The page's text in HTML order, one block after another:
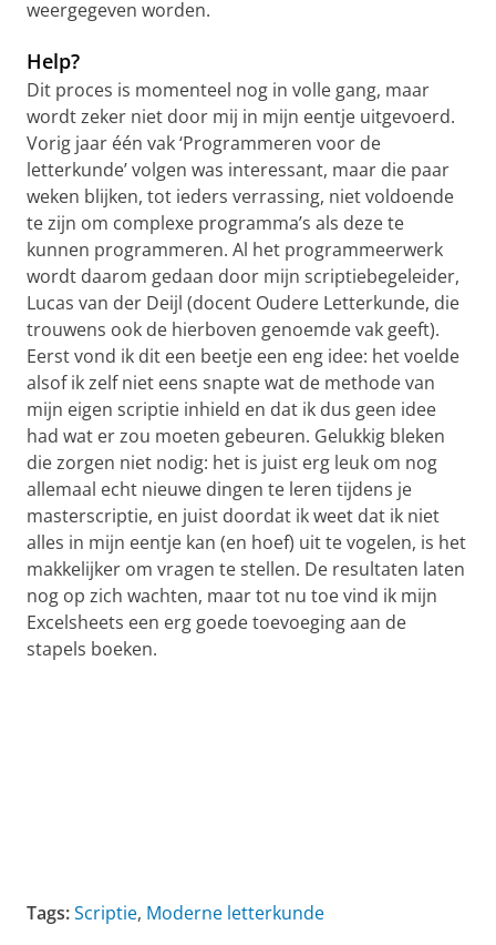
weergegeven worden.
Help?
Dit proces is momenteel nog in volle gang, maar
wordt zeker niet door mij in mijn eentje uitgevoerd.
Vorig jaar één vak ‘Programmeren voor de
letterkunde’ volgen was interessant, maar die paar
weken blijken, tot ieders verrassing, niet voldoende
te zijn om complexe programma’s als deze te
kunnen programmeren. Al het programmeerwerk
wordt daarom gedaan door mijn scriptiebegeleider,
Lucas van der Deijl (docent Oudere Letterkunde, die
trouwens ook de hierboven genoemde vak geeft).
Eerst vond ik dit een beetje een eng idee: het voelde
alsof ik zelf niet eens snapte wat de methode van
mijn eigen scriptie inhield en dat ik dus geen idee
had wat er zou moeten gebeuren. Gelukkig bleken
die zorgen niet nodig: het is juist erg leuk om nog
allemaal echt nieuwe dingen te leren tijdens je
masterscriptie, en juist doordat ik weet dat ik niet
alles in mijn eentje kan (en hoef) uit te vogelen, is het
makkelijker om vragen te stellen. De resultaten laten
nog op zich wachten, maar tot nu toe vind ik mijn
Excelsheets een erg goede toevoeging aan de
stapels boeken.
Tags:Scriptie, Moderne letterkunde